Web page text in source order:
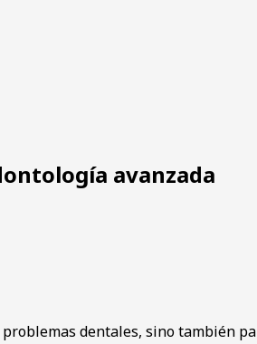
avanzada
dentales, sino también